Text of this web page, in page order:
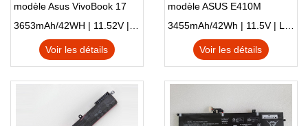
modèle Asus VivoBook 17
X705NC X705UA X705UV
X705UN X705UD
3653mAh/42WH | 11.52V | Li-ion ...
Voir les détails
modèle ASUS E410M
E410MA L410MA
3455mAh/42Wh | 11.5V | Li-ion ...
Voir les détails